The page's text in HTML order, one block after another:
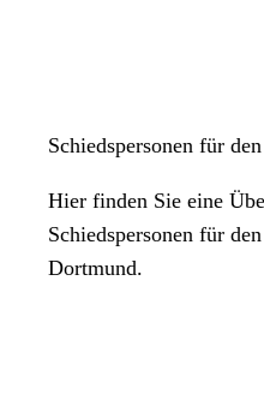
Schiedspersonen für
Hier finden Sie eine
Schiedspersonen für
Dortmund.